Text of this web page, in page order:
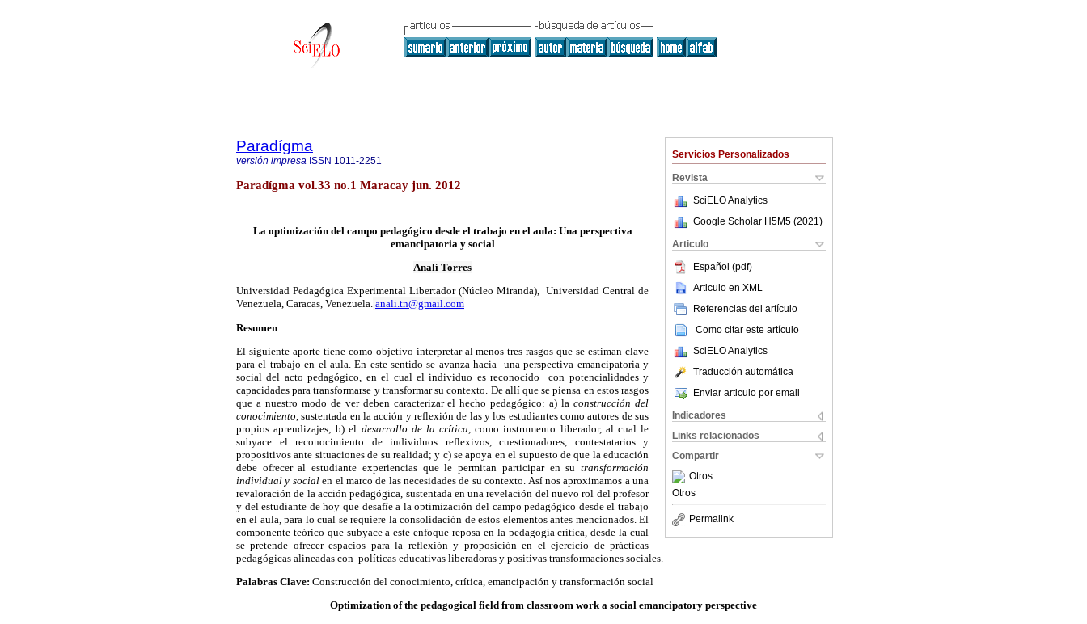
Servicios Personalizados
Revista
SciELO Analytics
Google Scholar H5M5 (2021 )
Articulo
Español (pdf)
Articulo en XML
Referencias del artículo
Como citar este artículo
SciELO Analytics
Traducción automática
Enviar articulo por email
Indicadores
Links relacionados
Compartir
Otros
Otros
Permalink
Paradígma
versión impresa ISSN 1011-2251
Paradígma vol.33 no.1 Maracay jun. 2012
La optimización del campo pedagógico desde el trabajo en el aula: Una perspectiva
emancipatoria y social
Analí Torres
Universidad Pedagógica Experimental Libertador (Núcleo Miranda), Universidad Central de
Venezuela, Caracas, Venezuela. anali.tn@gmail.com
Resumen
El siguiente aporte tiene como objetivo interpretar al menos tres rasgos que se estiman clave
para el trabajo en el aula. En este sentido se avanza hacia una perspectiva emancipatoria y
social del acto pedagógico, en el cual el individuo es reconocido con potencialidades y
capacidades para transformarse y transformar su contexto. De allí que se piensa en estos rasgos
que a nuestro modo de ver deben caracterizar el hecho pedagógico: a) la construcción del
conocimiento , sustentada en la acción y reflexión de las y los estudiantes como autores de sus
propios aprendizajes; b) el desarrollo de la crítica, como instrumento liberador, al cual le
subyace el reconocimiento de individuos reflexivos, cuestionadores, contestatarios y
propositivos ante situaciones de su realidad; y c) se apoya en el supuesto de que la educación
debe ofrecer al estudiante experiencias que le permitan participar en su transformación
individual y socialen el marco de las necesidades de su contexto. Así nos aproximamos a una
revaloración de la acción pedagógica, sustentada en una revelación del nuevo rol del profesor
y del estudiante de hoy que desafíe a la optimización del campo pedagógico desde el trabajo
en el aula, para lo cual se requiere la consolidación de estos elementos antes mencionados. El
componente teórico que subyace a este enfoque reposa en la pedagogía crítica, desde la cual
se pretende ofrecer espacios para la reflexión y proposición en el ejercicio de prácticas
pedagógicas alineadas con políticas educativas liberadoras y positivas transformaciones sociales.
Palabras Clave: Construcción del conocimiento, crítica, emancipación y transformación social
Optimization of the pedagogical field from classroom work a social emancipatory perspective